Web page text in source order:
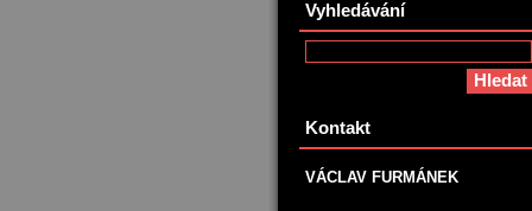
Vyhledávání
Kontakt
VÁCLAV FURMÁNEK